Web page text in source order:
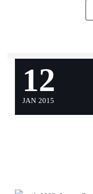
12
JAN 2015